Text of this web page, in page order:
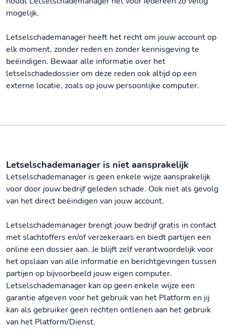
mogelijk.
Letselschademanager heeft het recht om jouw account op
elk moment, zonder reden en zonder kennisgeving te
beëindigen. Bewaar alle informatie over het
letselschadedossier om deze reden ook altijd op een
externe locatie, zoals op jouw persoonlijke computer.
Letselschademanager is niet aansprakelijk
Letselschademanager is geen enkele wijze aansprakelijk
voor door jouw bedrijf geleden schade. Ook niet als gevolg
van het direct beëindigen van jouw account.
Letselschademanager brengt jouw bedrijf gratis in contact
met slachtoffers en/of verzekeraars en biedt partijen een
online een dossier aan. Je blijft zelf verantwoordelijk voor
het opslaan van alle informatie en berichtgevingen tussen
partijen op bijvoorbeeld jouw eigen computer.
Letselschademanager kan op geen enkele wijze een
garantie afgeven voor het gebruik van het Platform en jij
kan als gebruiker geen rechten ontlenen aan het gebruik
van het Platform/Dienst.